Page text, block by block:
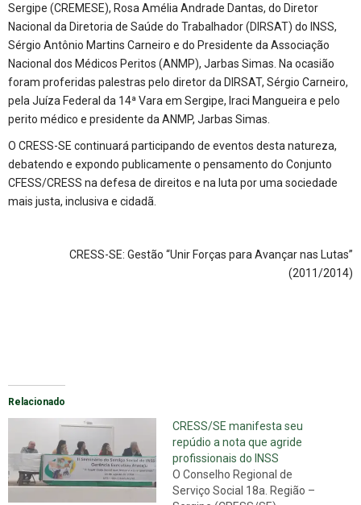
Sergipe (CREMESE), Rosa Amélia Andrade Dantas, do Diretor
Nacional da Diretoria de Saúde do Trabalhador (DIRSAT) do INSS,
Sérgio Antônio Martins Carneiro e do Presidente da Associação
Nacional dos Médicos Peritos (ANMP), Jarbas Simas. Na ocasião
foram proferidas palestras pelo diretor da DIRSAT, Sérgio Carneiro,
pela Juíza Federal da 14ª Vara em Sergipe, Iraci Mangueira e pelo
perito médico e presidente da ANMP, Jarbas Simas.
O CRESS-SE continuará participando de eventos desta natureza,
debatendo e expondo publicamente o pensamento do Conjunto
CFESS/CRESS na defesa de direitos e na luta por uma sociedade
mais justa, inclusiva e cidadã.
CRESS-SE: Gestão “Unir Forças para Avançar nas Lutas”
(2011/2014)
Relacionado
CRESS/SE manifesta seu
repúdio a nota que agride
profissionais do INSS
O Conselho Regional de
Serviço Social 18a. Região –